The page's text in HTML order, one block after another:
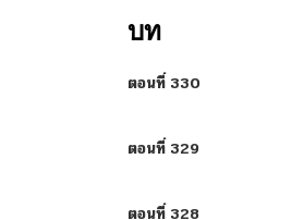
บท
ตอนที่ 330
ตอนที่ 329
ตอนที่ 328